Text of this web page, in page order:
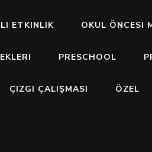
ETKINLIK OKUL ÖNCESI
PRESCHOOL
ÇIZGI ÇALIŞMASI ÖZEL